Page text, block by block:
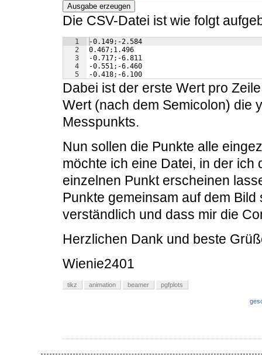
Ausgabe erzeugen
Die CSV-Datei ist wie folgt
1
2
3
4
5
-0.149;-2.584
0.467;1.496
-0.717;-6.811
-0.551;-6.460
-0.418;-6.100
Dabei ist der erste Wert pro
Wert (nach dem Semicolon) die
Messpunkts.
Nun sollen die Punkte alle
möchte ich eine Datei, in der ich
einzelnen Punkt erscheinen
Punkte gemeinsam auf dem
verständlich und dass mir die
Herzlichen Dank und beste
Wienie2401
tikz animation beamer pgfplots